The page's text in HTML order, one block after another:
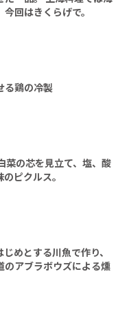
回はきくらげで。
る鶏の冷製
菜の芯を見立て、塩、酸
ピクルス。
めとする川魚で作り、
のアブラボウズによる燻